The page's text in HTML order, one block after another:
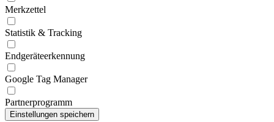
Merkzettel
Statistik & Tracking
Endgeräteerkennung
Google Tag Manager
Partnerprogramm